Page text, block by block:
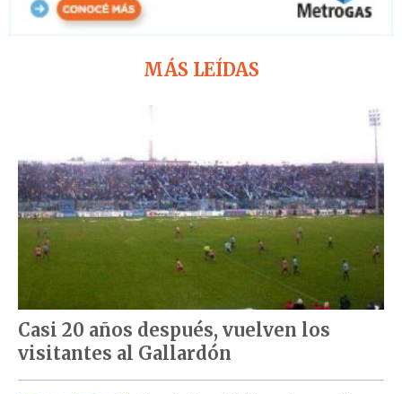
MÁS LEÍDAS
Casi 20 años después, vuelven los
visitantes al Gallardón